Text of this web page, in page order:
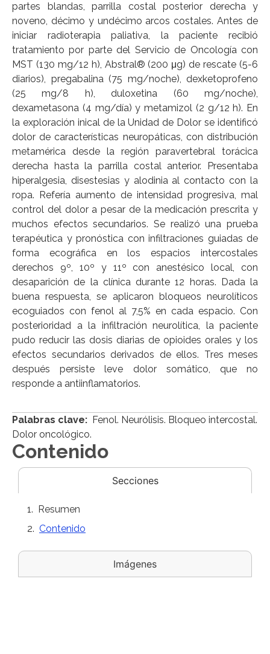
partes blandas, parrilla costal posterior derecha y
noveno, décimo y undécimo arcos costales. Antes de
iniciar radioterapia paliativa, la paciente recibió
tratamiento por parte del Servicio de Oncología con
MST (130 mg/12 h), Abstral® (200 μg) de rescate (5-6
diarios), pregabalina (75 mg/noche), dexketoprofeno
(25 mg/8 h), duloxetina (60 mg/noche),
dexametasona (4 mg/día) y metamizol (2 g/12 h). En
la exploración inical de la Unidad de Dolor se identificó
dolor de características neuropáticas, con distribución
metamérica desde la región paravertebral torácica
derecha hasta la parrilla costal anterior. Presentaba
hiperalgesia, disestesias y alodinia al contacto con la
ropa. Refería aumento de intensidad progresiva, mal
control del dolor a pesar de la medicación prescrita y
muchos efectos secundarios. Se realizó una prueba
terapéutica y pronóstica con infiltraciones guiadas de
forma ecográfica en los espacios intercostales
derechos 9º, 10º y 11º con anestésico local, con
desaparición de la clínica durante 12 horas. Dada la
buena respuesta, se aplicaron bloqueos neurolíticos
ecoguiados con fenol al 7,5% en cada espacio. Con
posterioridad a la infiltración neurolítica, la paciente
pudo reducir las dosis diarias de opioides orales y los
efectos secundarios derivados de ellos. Tres meses
después persiste leve dolor somático, que no
responde a antiinflamatorios.
Palabras clave: Fenol. Neurólisis. Bloqueo intercostal.
Dolor oncológico.
Contenido
Secciones
Imágenes
Resumen
Contenido